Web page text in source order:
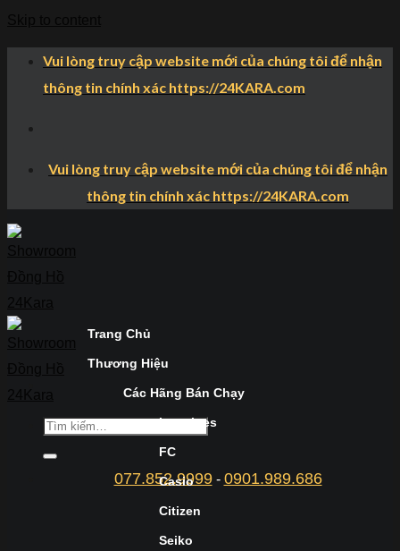
Vui lòng truy cập website mới của chúng tôi để nhận
thông tin chính xác https://24KARA.com
Vui lòng truy cập website mới của chúng tôi để nhận
thông tin chính xác https://24KARA.com
077.852.9999- 0901.989.686
Trang Chủ
Thương Hiệu
Các Hãng Bán Chạy
Longines
FC
Casio
Citizen
Seiko